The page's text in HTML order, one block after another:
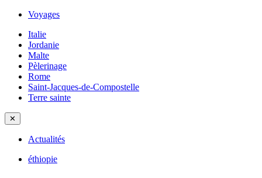
Voyages
Italie
Jordanie
Malte
Pèlerinage
Rome
Saint-Jacques-de-Compostelle
Terre sainte
✕
Actualités
éthiopie